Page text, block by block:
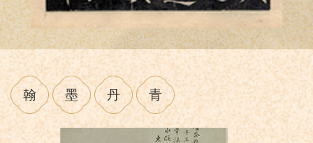
翰 墨 丹 青